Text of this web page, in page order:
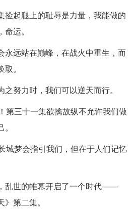
起腿上的耻辱是力量，我能做的
运。
永远站在巅峰，在战火中重生，而
。
努力时，我们可以逆天而行。
第三十一集欲擒故纵不允许我们做
梦会指引我们，但在于人们记忆
乱世的帷幕开启了一个时代——
》第二集。